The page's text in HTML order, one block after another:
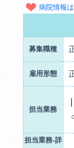
病院情報
募集職種
雇用形態
担当業務
担当業務-詳